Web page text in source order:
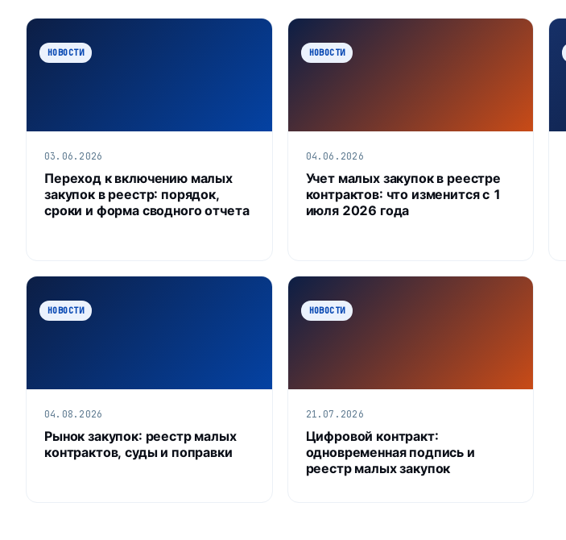
НОВОСТИ
03.06.2026
Переход к включению малых
закупок в реестр: порядок,
сроки и форма сводного отчета
НОВОСТИ
04.06.2026
Учет малых закупок в реестре
контрактов: что изменится с 1
июля 2026 года
НОВОСТИ
04.08.2026
Рынок закупок: реестр малых
контрактов, суды и поправки
НОВОСТИ
21.07.2026
Цифровой контракт:
одновременная подпись и
реестр малых закупок